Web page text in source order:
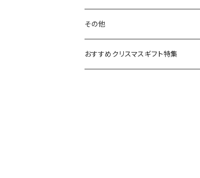
ガラスウェア
カトラリー
ピーターラビット
ポケットモンスター
LAURA ASHLEY(ローラ アシュレイ)
Finlayson(フィンレイソン)
Cecera(セセラ)
CELEC(セレック)
さざなみ
吉祥
その他
リサイクル食器
おすすめクリスマスギフト特集